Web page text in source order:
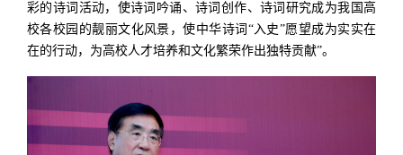
彩的诗词活动，使诗词吟诵、诗词创作、诗词研究成为我国高
校各校园的靓丽文化风景，使中华诗词“入史”愿望成为实实在
在的行动，为高校人才培养和文化繁荣作出独特贡献”。